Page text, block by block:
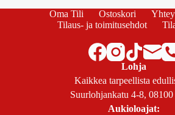
Oma Tili Ostoskori
Tilaus- ja toimitusehdot
Lohja
Kaikkea tarpeellista
Suurlohjankatu 4-8,
Aukioloajat: